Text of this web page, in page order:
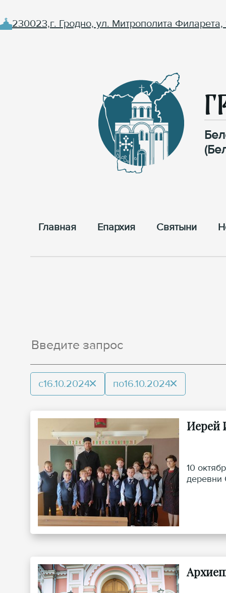
230023,г. Гродно, ул. Митрополита Филарета,
Главная Епархия Cвятыни
с16.10.2024 по16.10.2024
Иерей
10
деревни